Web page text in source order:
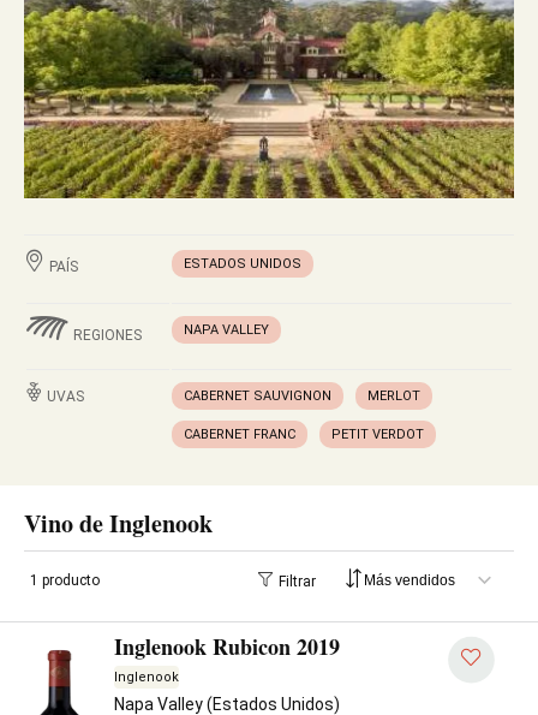
PAÍS ESTADOS UNIDOS
REGIONES NAPA VALLEY
UVAS CABERNET SAUVIGNON MERLOT
CABERNET FRANC PETIT VERDOT
Vino de Inglenook
1 producto Filtrar
Inglenook Rubicon 2019
Inglenook
Napa Valley (Estados Unidos)